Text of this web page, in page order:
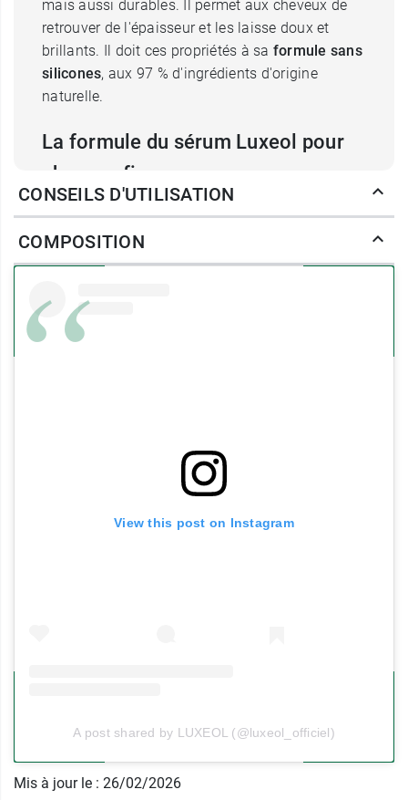
mais aussi durables. Il permet aux cheveux de
retrouver de l'épaisseur et les laisse doux et
brillants. Il doit ces propriétés à sa formule sans
silicones, aux 97 % d'ingrédients d'origine
naturelle.
La formule du sérum Luxeol pour
cheveux fins
va hydrater le cheveu, le repulpant lui permettant
hydratants :
Ce sérum contient de
qui va fortifier le cheveu, et de
Fabriqué en France.
CONSEILS D'UTILISATION
COMPOSITION
View this post on Instagram
A post shared by LUXEOL (@luxeol_officiel)
Mis à jour le : 26/02/2026